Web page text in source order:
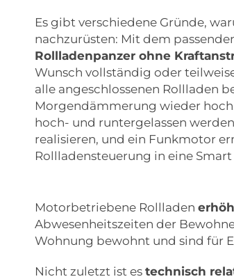
Es gibt verschiedene Gründe,
nachzurüsten: Mit dem
Rollladenpanzer ohne
Wunsch vollständig oder
alle angeschlossenen Rollladen
Morgendämmerung wieder
hoch- und runtergelassen
realisieren, und ein Funkmotor
Rollladensteuerung in eine
Motorbetriebene Rollladen
Abwesenheitszeiten der
Wohnung bewohnt und sind für
Nicht zuletzt ist es technisch